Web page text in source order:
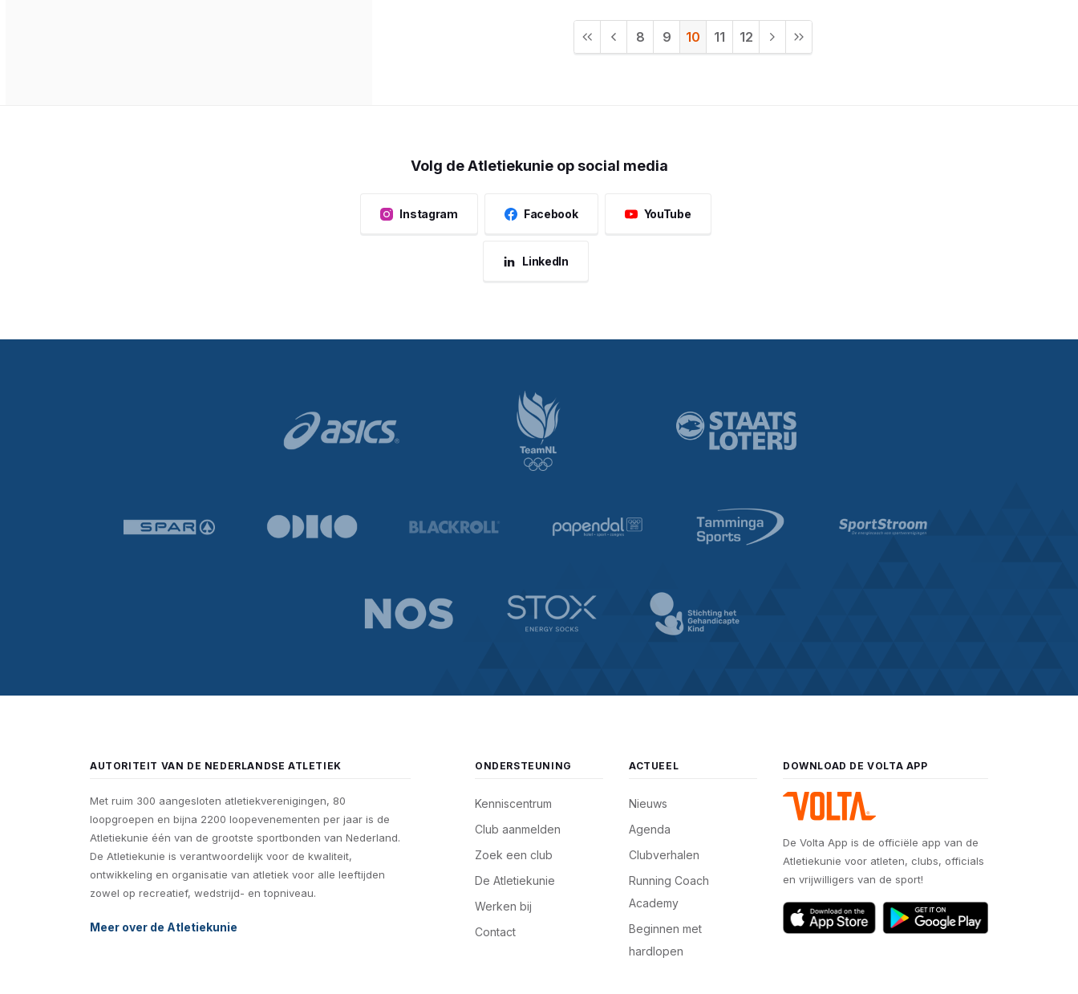
8 9 10 11 12
Volg de Atletiekunie op social media
Instagram Facebook YouTube
LinkedIn
AUTORITEIT VAN DE NEDERLANDSE ATLETIEK
Met ruim 300 aangesloten atletiekverenigingen, 80
loopgroepen en bijna 2200 loopevenementen per jaar is de
Atletiekunie één van de grootste sportbonden van Nederland.
De Atletiekunie is verantwoordelijk voor de kwaliteit,
ontwikkeling en organisatie van atletiek voor alle leeftijden
zowel op recreatief, wedstrijd- en topniveau.
Meer over de Atletiekunie
ONDERSTEUNING
Kenniscentrum
Club aanmelden
Zoek een club
De Atletiekunie
Werken bij
Contact
ACTUEEL
Nieuws
Agenda
Clubverhalen
Running Coach
Academy
Beginnen met
hardlopen
DOWNLOAD DE VOLTA APP
De Volta App is de officiële app van de
Atletiekunie voor atleten, clubs, officials
en vrijwilligers van de sport!